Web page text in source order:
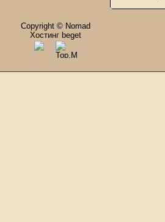
Copyright © Nomad
Хостинг beget